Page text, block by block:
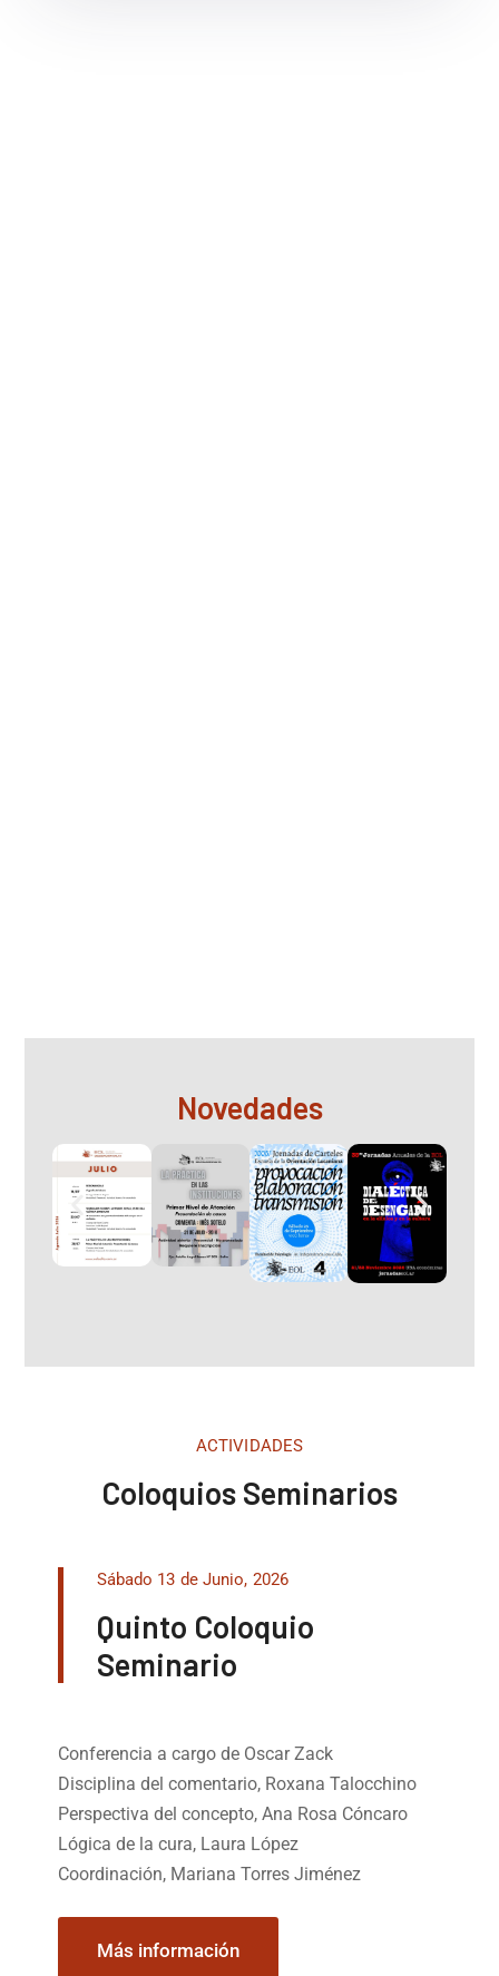
Novedades
ACTIVIDADES
Coloquios Seminarios
Sábado 13 de Junio, 2026
Quinto Coloquio
Seminario
Conferencia a cargo de Oscar Zack
Disciplina del comentario, Roxana Talocchino
Perspectiva del concepto, Ana Rosa Cóncaro
Lógica de la cura, Laura López
Coordinación, Mariana Torres Jiménez
Más información